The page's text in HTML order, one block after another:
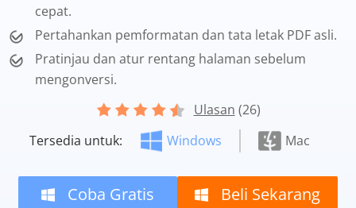
cepat.
Pertahankan pemformatan dan tata letak PDF asli.
Pratinjau dan atur rentang halaman sebelum
mengonversi.
Ulasan (26)
Tersedia untuk:
Windows Mac
Coba Gratis Beli Sekarang